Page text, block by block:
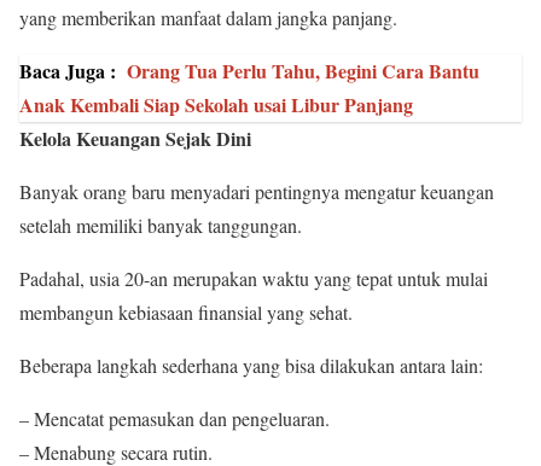
yang memberikan manfaat dalam jangka panjang.
Baca Juga : Orang Tua Perlu Tahu, Begini Cara Bantu
Anak Kembali Siap Sekolah usai Libur Panjang
Kelola Keuangan Sejak Dini
Banyak orang baru menyadari pentingnya mengatur keuangan
setelah memiliki banyak tanggungan.
Padahal, usia 20-an merupakan waktu yang tepat untuk mulai
membangun kebiasaan finansial yang sehat.
Beberapa langkah sederhana yang bisa dilakukan antara lain:
– Mencatat pemasukan dan pengeluaran.
– Menabung secara rutin.